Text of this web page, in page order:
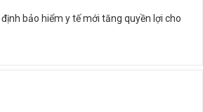
bảo hiểm y tế mới tăng quyền lợi cho